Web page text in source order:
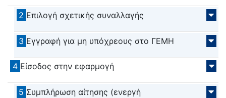
2 Επιλογή σχετικής συναλλαγής
3 Εγγραφή για μη υπόχρεους στο ΓΕΜΗ
4 Είσοδος στην εφαρμογή
5 Συμπλήρωση αίτησης (ενεργή